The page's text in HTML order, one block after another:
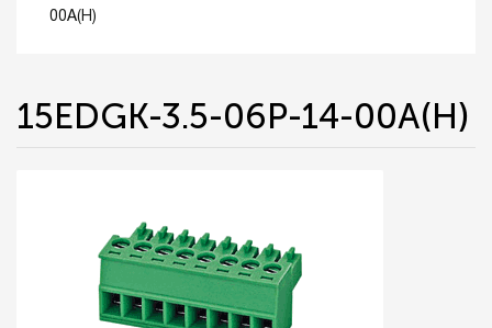
00A(H)
15EDGK-3.5-06P-14-00A(H)